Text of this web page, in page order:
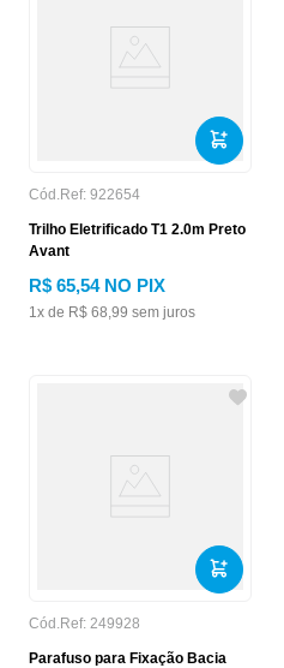
Cód.Ref: 922654
Trilho Eletrificado T1 2.0m Preto
Avant
R$ 65,54NO PIX
1x de R$ 68,99 sem juros
Cód.Ref: 249928
Parafuso para Fixação Bacia